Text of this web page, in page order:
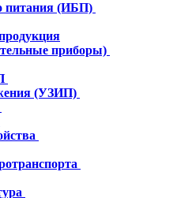
питания (ИБП)
приборы)
(УЗИП)